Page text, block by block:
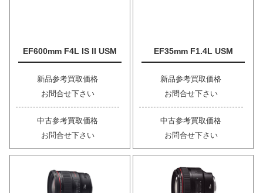
EF600mm F4L IS II USM
新品参考買取価格
お問合せ下さい
中古参考買取価格
お問合せ下さい
EF35mm F1.4L USM
新品参考買取価格
お問合せ下さい
中古参考買取価格
お問合せ下さい